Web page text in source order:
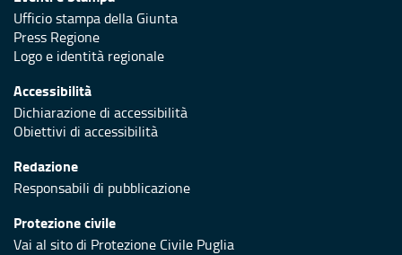
Ufficio stampa della Giunta
Press Regione
Logo e identità regionale
Accessibilità
Dichiarazione di accessibilità
Obiettivi di accessibilità
Redazione
Responsabili di pubblicazione
Protezione civile
Vai al sito di Protezione Civile Puglia